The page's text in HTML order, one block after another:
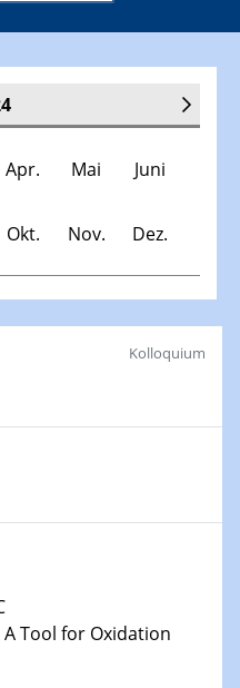
Apr. Mai Juni
Okt. Nov. Dez.
Makromolekulare
Kolloquium
Tool for Oxidation